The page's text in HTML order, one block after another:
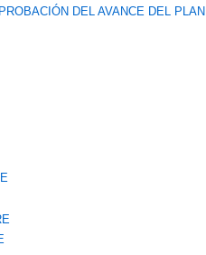
DEL AVANCE DEL